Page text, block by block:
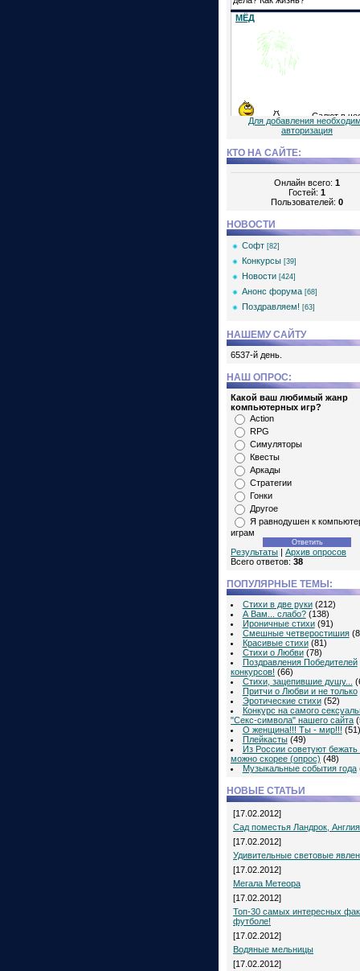
Для добавления
авторизация
КТО НА САЙТЕ:
Онлайн всего: 1
Гостей: 1
Пользователей: 0
НОВОСТИ
Софт [82]
Конкурсы [39]
Новости [424]
Анонс форума [68]
Поздравляем! [63]
НАШЕМУ САЙТУ
6537-й день.
НАШ ОПРОС:
Какой ваш любимый жанр
компьютерных игр?
Action
RPG
Симуляторы
Квесты
Аркады
Стратегии
Гонки
Другое
Я равнодушен к
играм
Результаты | Архив опросов
Всего ответов: 38
ПОПУЛЯРНЫЕ ТЕМЫ:
Стихи в две руки (212)
А Вам... слабо? (138)
Ироничные стихи (91)
Смешные четверостишия
Красивые стихи (81)
Стихи о Любви (78)
Поздравления Победителей
конкурсов! (66)
Стихи, зацепившие душу...
Притчи о Любви и не только
Эротические стихи (52)
Конкурс на самого
"Секс-символа" нашего сайта
О женщина!!! Ты - мир!!! (51)
Плейкасты (49)
Из России советуют бежать
можно скорее (опрос) (48)
Музыкальные события года
НОВЫЕ СТАТЬИ
[17.02.2012]
Сад поместья Ландрок, Англия
[17.02.2012]
Удивительные световые
[17.02.2012]
Мегала Метеора
[17.02.2012]
Топ-30 самых интересных
футболе!
[17.02.2012]
Водяные мельницы
[17.02.2012]